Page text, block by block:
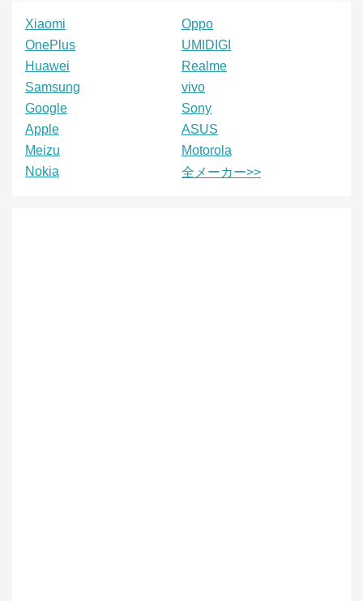
Xiaomi
Oppo
OnePlus
UMIDIGI
Huawei
Realme
Samsung
vivo
Google
Sony
Apple
ASUS
Meizu
Motorola
Nokia
全メーカー>>